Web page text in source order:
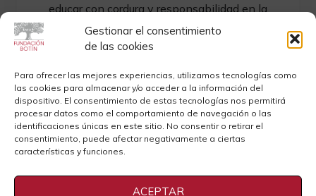
Gestionar el consentimiento
de las cookies
Para ofrecer las mejores experiencias, utilizamos tecnologías como
las cookies para almacenar y/o acceder a la información del
dispositivo. El consentimiento de estas tecnologías nos permitirá
procesar datos como el comportamiento de navegación o las
identificaciones únicas en este sitio. No consentir o retirar el
consentimiento, puede afectar negativamente a ciertas
características y funciones.
ACEPTAR
educar con cordura y responsabilidad en la
era digital?
Fátima Sánchez y José Luis Vicario.